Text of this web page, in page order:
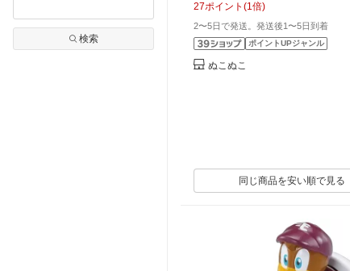
検索
27ポイント (1倍)
2〜5日で発送。発送後1〜5日到着
ポイントUPジャンル
ぬこぬこ
同じ商品を安い順で見る